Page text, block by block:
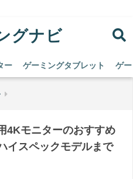
グナビ
ー ゲーミングタブレット ゲ
4Kモニターのおすすめ
イスペックモデルまで